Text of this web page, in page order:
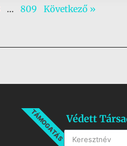
… 809 Következő »
TÁMOGATÁSVédett